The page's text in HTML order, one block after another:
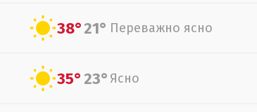
38°21° Переважно ясно
35°23° Ясно